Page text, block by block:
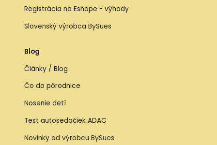
Registrácia na Eshope - výhody
Slovenský výrobca BySues
Blog
Články / Blog
Čo do pôrodnice
Nosenie detí
Test autosedačiek ADAC
Novinky od výrobcu BySues